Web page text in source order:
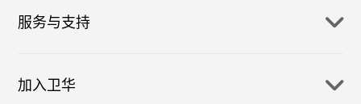
服务与支持
加入卫华